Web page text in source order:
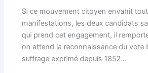
Si ce mouvement citoyen envahit
manifestations, les deux candidats
qui prend cet engagement, il
on attend la reconnaissance du vote
suffrage exprimé depuis 1852…